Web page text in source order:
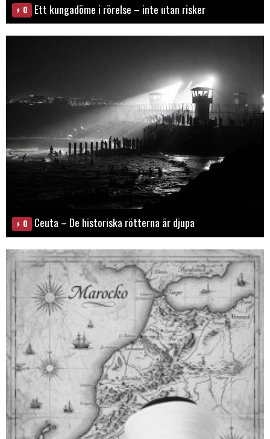
0 Ett kungadöme i rörelse – inte utan risker
0 Ceuta – De historiska rötterna är djupa